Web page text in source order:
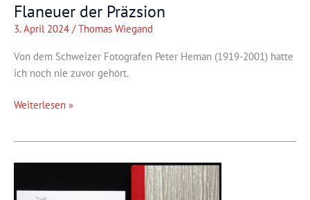
Flaneuer der Präzsion
3. April 2024 /Thomas Wiegand
Von dem Schweizer Fotografen Peter Heman (1919-2001) hatte
ich noch nie zuvor gehört.
Flaneuer
Weiterlesen »